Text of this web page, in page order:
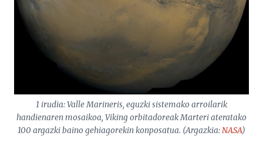
1 irudia: Valle Marineris, eguzki sistemako arroilarik
handienaren mosaikoa, Viking orbitadoreak Marteri ateratako
100 argazki baino gehiagorekin konposatua. (Argazkia:NASA)